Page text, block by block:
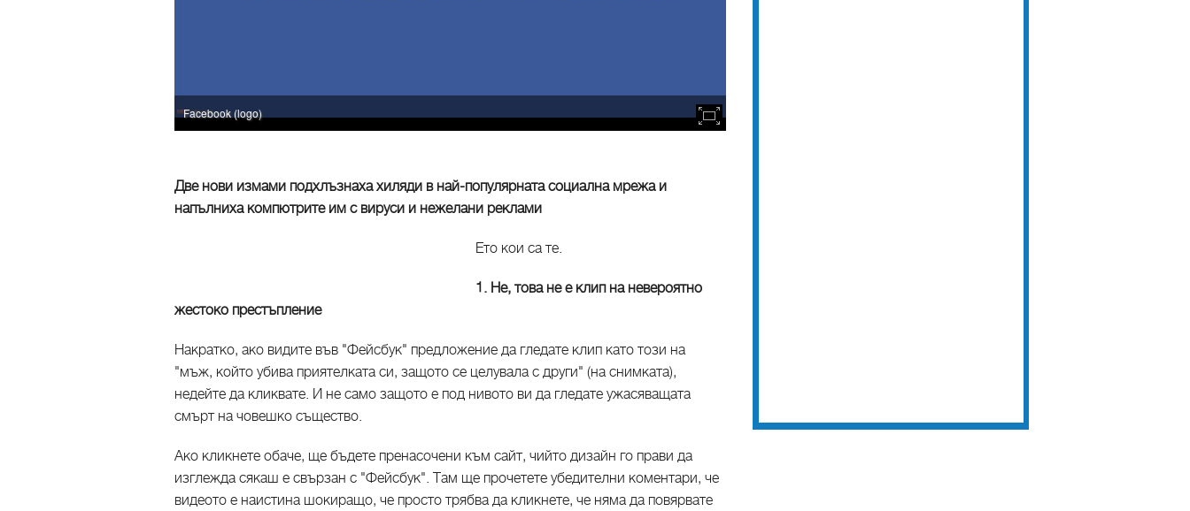
Facebook (logo)
Две нови измами подхлъзнаха хиляди в най-популярната социална мрежа и
напълниха компютрите им с вируси и нежелани реклами
Ето кои са те.
1. Не, това не е клип на невероятно
жестоко престъпление
Накратко, ако видите във "Фейсбук" предложение да гледате клип като този на
"мъж, който убива приятелката си, защото се целувала с други" (на снимката),
недейте да кликвате. И не само защото е под нивото ви да гледате ужасяващата
смърт на човешко същество.
Ако кликнете обаче, ще бъдете пренасочени към сайт, чийто дизайн го прави да
изглежда сякаш е свързан с "Фейсбук". Там ще прочетете убедителни коментари, че
видеото е наистина шокиращо, че просто трябва да кликнете, че няма да повярвате